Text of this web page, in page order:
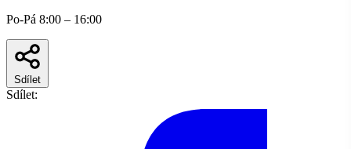
Po-Pá 8:00 – 16:00
Sdílet
Sdílet: